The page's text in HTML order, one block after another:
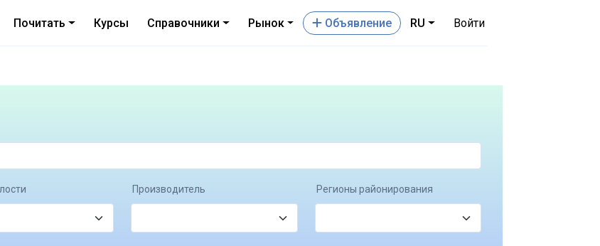
Почитать Курсы Справочники Рынок Oбъявление RU Войти
Производитель Регионы районирования